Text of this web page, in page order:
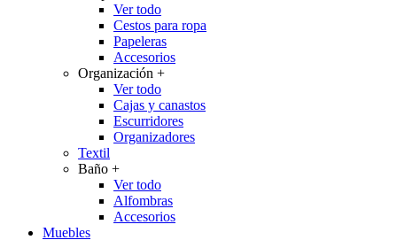
Ver todo
Cestos para ropa
Papeleras
Accesorios
Organización +
Ver todo
Cajas y canastos
Escurridores
Organizadores
Textil
Baño +
Ver todo
Alfombras
Accesorios
Muebles